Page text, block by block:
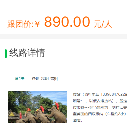
跟团价:￥ 890.00 元/人
线路详情